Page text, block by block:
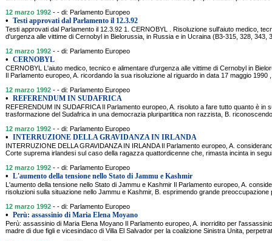
12 marzo 1992 - - di: Parlamento Europeo
• Testi approvati dal Parlamento il 12.3.92
Testi approvati dal Parlamento il 12.3.92 1. CERNOBYL . Risoluzione sull'aiuto medico,
d'urgenza alle vittime di Cernobyl in Bielorussia, in Russia e in Ucraina (B3-315, 328, 343,
12 marzo 1992 - - di: Parlamento Europeo
• CERNOBYL
CERNOBYL L'aiuto medico, tecnico e alimentare d'urgenza alle vittime di Cernobyl in
Il Parlamento europeo, A. ricordando la sua risoluzione al riguardo in data 17 maggio 1990
12 marzo 1992 - - di: Parlamento Europeo
• REFERENDUM IN SUDAFRICA
REFERENDUM IN SUDAFRICA Il Parlamento europeo, A. risoluto a fare tutto quanto è in
trasformazione del Sudafrica in una democrazia pluripartitica non razzista, B.
12 marzo 1992 - - di: Parlamento Europeo
• INTERRUZIONE DELLA GRAVIDANZA IN IRLANDA
INTERRUZIONE DELLA GRAVIDANZA IN IRLANDA Il Parlamento europeo, A.
Corte suprema irlandesi sul caso della ragazza quattordicenne che, rimasta incinta in
12 marzo 1992 - - di: Parlamento Europeo
• L'aumento della tensione nello Stato di Jammu e Kashmir
L'aumento della tensione nello Stato di Jammu e Kashmir Il Parlamento europeo, A.
risoluzioni sulla situazione nello Jammu e Kashmir, B. esprimendo grande preoccupazione
12 marzo 1992 - - di: Parlamento Europeo
• Perù: assassinio di Maria Elena Moyano
Perù: assassinio di Maria Elena Moyano Il Parlamento europeo, A. inorridito per
madre di due figli e vicesindaco di Villa El Salvador per la coalizione Sinistra Unita,